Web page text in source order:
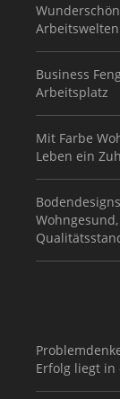
Business
Arbeitsplatz
Mit Farbe
Leben ein
Erfolg liegt in